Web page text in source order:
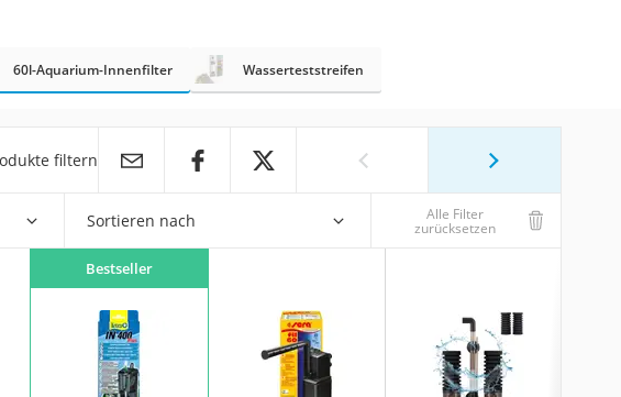
60l-Aquarium-Innenfilter Wasserteststreifen
filtern
Sortieren nach Alle Filter
zurücksetzen
Bestseller